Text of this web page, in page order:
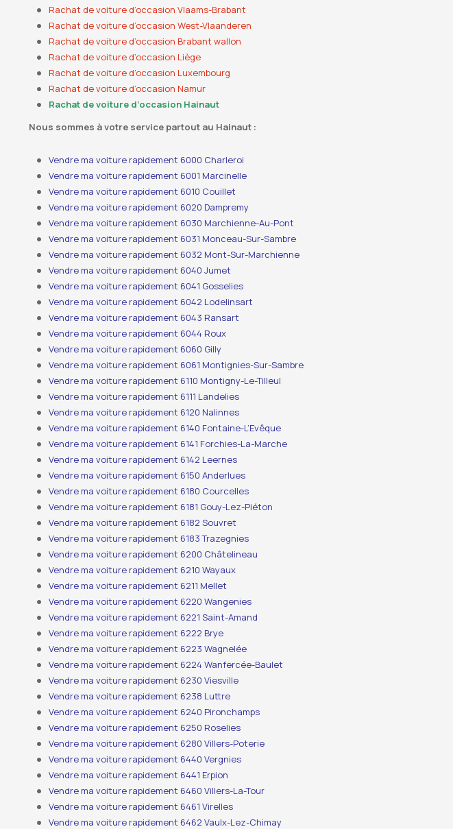
Rachat de voiture d’occasion Vlaams-Brabant
Rachat de voiture d’occasion West-Vlaanderen
Rachat de voiture d’occasion Brabant wallon
Rachat de voiture d’occasion Liège
Rachat de voiture d’occasion Luxembourg
Rachat de voiture d’occasion Namur
Rachat de voiture d’occasion Hainaut
Nous sommes à votre service partout au Hainaut :
Vendre ma voiture rapidement 6000 Charleroi
Vendre ma voiture rapidement 6001 Marcinelle
Vendre ma voiture rapidement 6010 Couillet
Vendre ma voiture rapidement 6020 Dampremy
Vendre ma voiture rapidement 6030 Marchienne-Au-Pont
Vendre ma voiture rapidement 6031 Monceau-Sur-Sambre
Vendre ma voiture rapidement 6032 Mont-Sur-Marchienne
Vendre ma voiture rapidement 6040 Jumet
Vendre ma voiture rapidement 6041 Gosselies
Vendre ma voiture rapidement 6042 Lodelinsart
Vendre ma voiture rapidement 6043 Ransart
Vendre ma voiture rapidement 6044 Roux
Vendre ma voiture rapidement 6060 Gilly
Vendre ma voiture rapidement 6061 Montignies-Sur-Sambre
Vendre ma voiture rapidement 6110 Montigny-Le-Tilleul
Vendre ma voiture rapidement 6111 Landelies
Vendre ma voiture rapidement 6120 Nalinnes
Vendre ma voiture rapidement 6140 Fontaine-L’Evêque
Vendre ma voiture rapidement 6141 Forchies-La-Marche
Vendre ma voiture rapidement 6142 Leernes
Vendre ma voiture rapidement 6150 Anderlues
Vendre ma voiture rapidement 6180 Courcelles
Vendre ma voiture rapidement 6181 Gouy-Lez-Piéton
Vendre ma voiture rapidement 6182 Souvret
Vendre ma voiture rapidement 6183 Trazegnies
Vendre ma voiture rapidement 6200 Châtelineau
Vendre ma voiture rapidement 6210 Wayaux
Vendre ma voiture rapidement 6211 Mellet
Vendre ma voiture rapidement 6220 Wangenies
Vendre ma voiture rapidement 6221 Saint-Amand
Vendre ma voiture rapidement 6222 Brye
Vendre ma voiture rapidement 6223 Wagnelée
Vendre ma voiture rapidement 6224 Wanfercée-Baulet
Vendre ma voiture rapidement 6230 Viesville
Vendre ma voiture rapidement 6238 Luttre
Vendre ma voiture rapidement 6240 Pironchamps
Vendre ma voiture rapidement 6250 Roselies
Vendre ma voiture rapidement 6280 Villers-Poterie
Vendre ma voiture rapidement 6440 Vergnies
Vendre ma voiture rapidement 6441 Erpion
Vendre ma voiture rapidement 6460 Villers-La-Tour
Vendre ma voiture rapidement 6461 Virelles
Vendre ma voiture rapidement 6462 Vaulx-Lez-Chimay